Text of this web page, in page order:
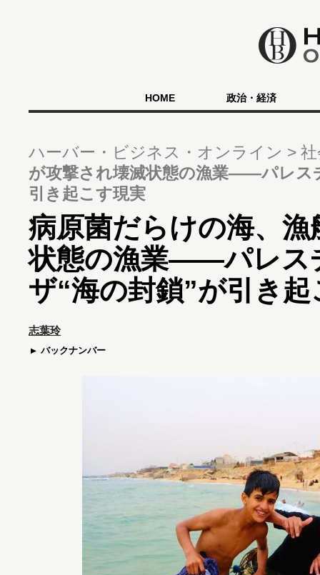
HOME 政治・経済
ハーバー・ビジネス・オンライン
が攻撃され壊滅状態の漁業――パレス
引き起こす現実
病原菌だらけの海、
状態の漁業――パレス
ザ“海の封鎖”が引き
志葉玲
バックナンバー